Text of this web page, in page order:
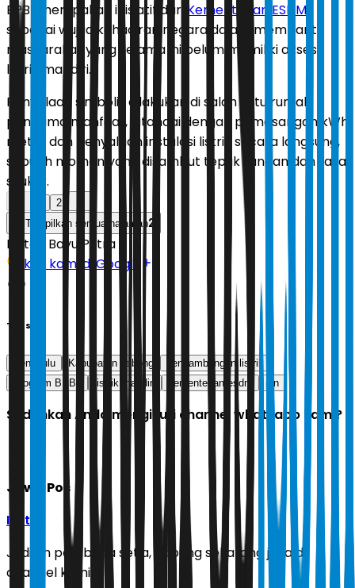
BPBL merupakan inisiatif dari Kementerian ESDM
sebagai wujud kehadiran negara dalam membantu
masyarakat yang selama ini belum memiliki akses
listrik mandiri.
Penyalaan simbolis dilakukan di salah satu rumah
penerima manfaat, ditandai dengan pemasangan kWh
meter dan penyalaan instalasi listrik secara langsung,
sebuah momen yang disambut tepuk tangan dan rasa
syukur.
2
Tampilkan semua halaman2
Editor: Bayu Putra
Ikuti kami di Google
Tags
Bengkulu Kabupaten Lebong
penyambungan listrik
Program BPBL
listrik mandiri kementerian esdm pln
Sudahkah Anda mengikuti channel whatsapp kami?
Jawa Pos
Ikuti
Jadilah pembaca setia, gabung sekarang juga di
channel kami!